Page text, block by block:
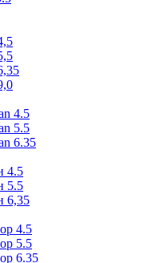
4.5
5.5
6.35
4.5
5.5
6,35
4.5
5.5
6.35